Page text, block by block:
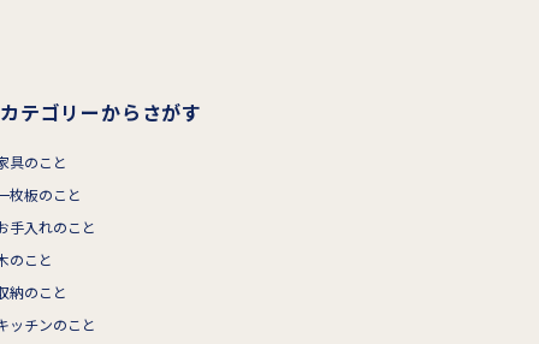
カテゴリーからさがす
具のこと
枚板のこと
手入れのこと
のこと
納のこと
ッチンのこと